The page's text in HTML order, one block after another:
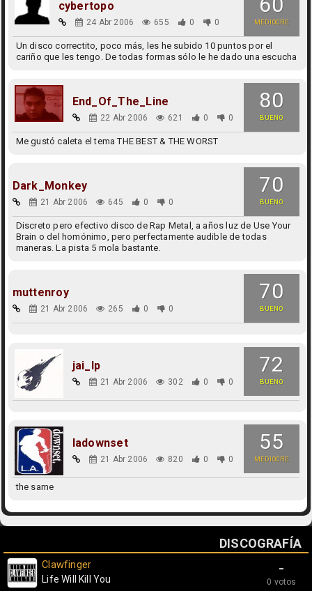
MEDIOCRE
cybertopo
24 Abr 2006 655 0 0
Un disco correctito, poco más, les he subido 10 puntos por el
cariño que les tengo. De todas formas sólo le he dado una escucha
80
BUENO
End_Of_The_Line
22 Abr 2006 621 0 0
Me gustó caleta el tema THE BEST & THE WORST
70
BUENO
Dark_Monkey
21 Abr 2006 645 0 0
Discreto pero efectivo disco de Rap Metal, a años luz de Use Your
Brain o del homónimo, pero perfectamente audible de todas
maneras. La pista 5 mola bastante.
70
BUENO
muttenroy
21 Abr 2006 265 0 0
72
BUENO
jai_lp
21 Abr 2006 302 0 0
55
MEDIOCRE
ladownset
21 Abr 2006 820 0 0
the same
DISCOGRAFÍA
-
0 votos
Clawfinger
Life Will Kill You